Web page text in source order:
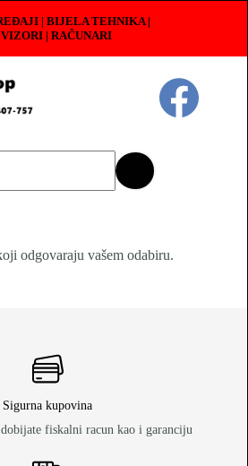
| BIJELA TEHNIKA |
| RAČUNARI
odgovaraju vašem odabiru.
Sigurna kupovina
fiskalni racun kao i garanciju